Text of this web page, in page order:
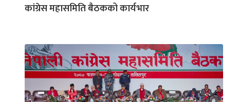
कांग्रेस महासमिति बैठकको कार्यभार